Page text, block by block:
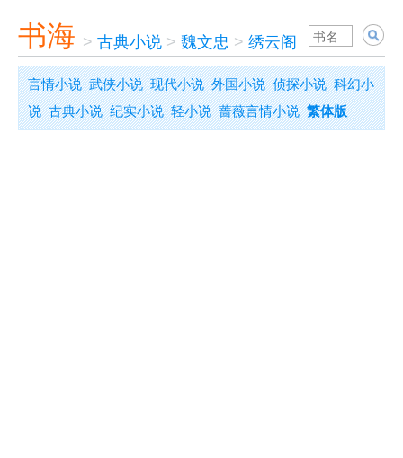
书海 > 古典小说 > 魏文忠 > 绣云阁
言情小说 武侠小说 现代小说 外国小说 侦探小说 科幻小
说 古典小说 纪实小说 轻小说 蔷薇言情小说 繁体版